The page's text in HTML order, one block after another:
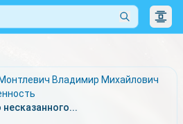
Монтлевич Владимир Михайлович